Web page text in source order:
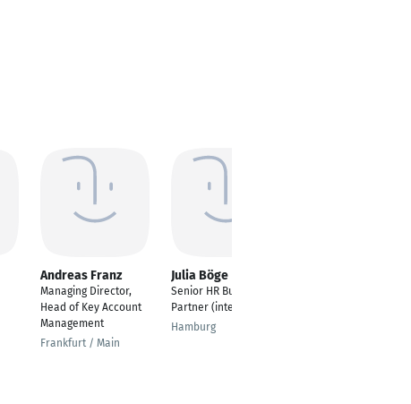
Andreas Franz
Managing Director,
Head of Key Account
Management
Frankfurt / Main
Julia Böge
Senior HR Business
Partner (interim)
Hamburg